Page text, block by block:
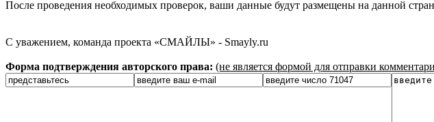
После проведения необходимых проверок, ваши данные будут размещены на данной
С уважением, команда проекта «СМАЙЛЫ» - Smayly.ru
Форма подтверждения авторского права: (не является формой для отправки